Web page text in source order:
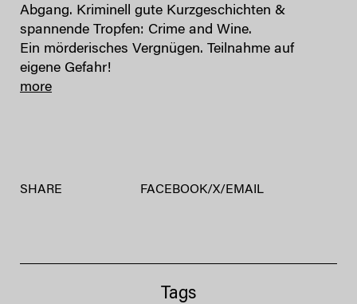
Abgang. Kriminell gute Kurzgeschichten &
spannende Tropfen: Crime and Wine.
Ein mörderisches Vergnügen. Teilnahme auf
eigene Gefahr!
more
SHARE FACEBOOK/X/ EMAIL
Tags